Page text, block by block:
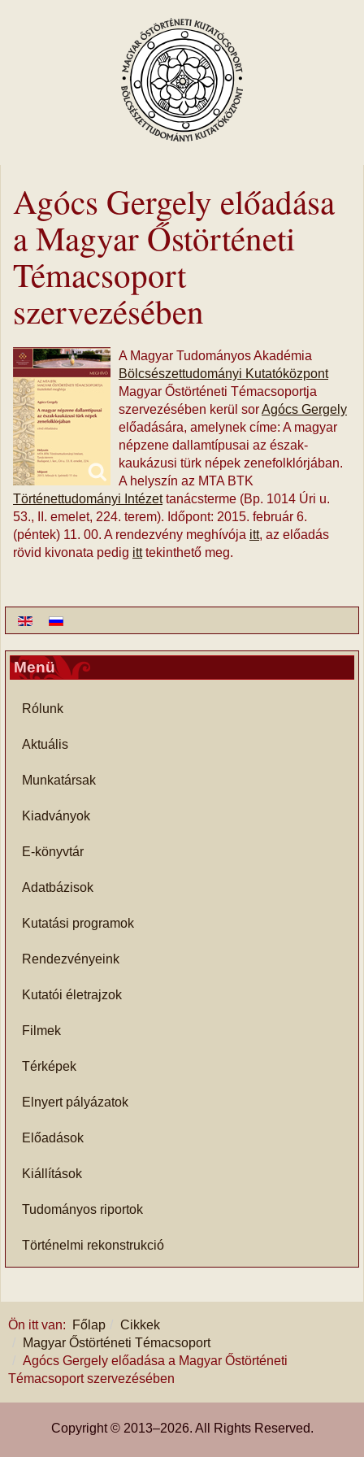
Agócs Gergely előadása
a Magyar Őstörténeti
Témacsoport
szervezésében
A Magyar Tudományos Akadémia
Bölcsészettudományi Kutatóközpont
Magyar Őstörténeti Témacsoportja
szervezésében kerül sorAgócs Gergely
előadására, amelynek címe: A magyar
népzene dallamtípusai az észak-
kaukázusi türk népek zenefolklórjában.
A helyszín az MTA BTK
Történettudományi Intézettanácsterme (Bp. 1014 Úri u.
53., II. emelet, 224. terem). Időpont: 2015. február 6.
(péntek) 11. 00. A rendezvény meghívója itt, az előadás
rövid kivonata pedig itttekinthető meg.
Menü
Rólunk
Aktuális
Munkatársak
Kiadványok
E-könyvtár
Adatbázisok
Kutatási programok
Rendezvényeink
Kutatói életrajzok
Filmek
Térképek
Elnyert pályázatok
Előadások
Kiállítások
Tudományos riportok
Történelmi rekonstrukció
Ön itt van: Főlap
Cikkek
Magyar Őstörténeti Témacsoport
Agócs Gergely előadása a Magyar Őstörténeti
Témacsoport szervezésében
Copyright © 2013–2026. All Rights Reserved.